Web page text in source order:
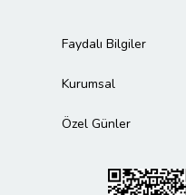
Faydalı Bilgiler
Kurumsal
Özel Günler